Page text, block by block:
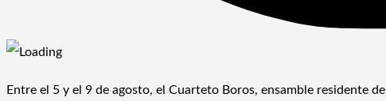
Entre el 5 y el 9 de agosto, el Cuarteto Boros, ensamble residente